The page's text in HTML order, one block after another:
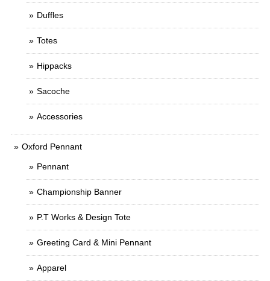
Duffles
Totes
Hippacks
Sacoche
Accessories
Oxford Pennant
Pennant
Championship Banner
P.T Works & Design Tote
Greeting Card & Mini Pennant
Apparel